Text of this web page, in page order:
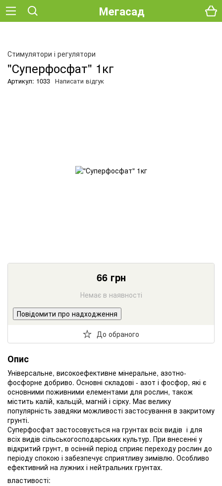
Мегасад
Стимулятори і регулятори
"Суперфосфат" 1кг
Артикул: 1033 Написати відгук
66грн
Немає в наявності
Повідомити про надходження
До обраного
Опис
Універсальне, високоефективне мінеральне, азотно-
фосфорне добриво. Основні складові - азот і фосфор, які є
основними поживними елементами для рослин, також
містить калій, кальцій, магній і сірку. Має велику
популярність завдяки можливості застосування в закритому
грунті.
Суперфосфат застосовується на грунтах всіх видів і для
всіх видів сільськогосподарських культур. При внесенні у
відкритий грунт, в осінній період сприяє переходу рослин до
періоду спокою і забезпечує сприятливу зимівлю. Особливо
ефективний на лужних і нейтральних грунтах.
властивості: